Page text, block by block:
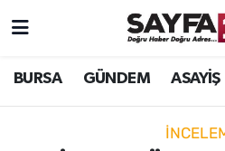
BURSA GÜNDEM ASAYİŞ
ÖZEL HABER
Hava Durumu